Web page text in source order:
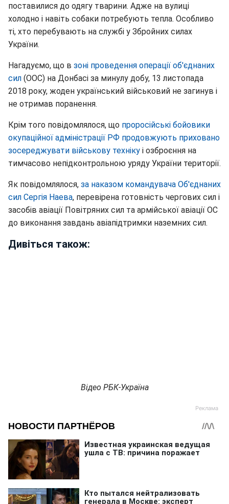
поставилися до одягу тварини. Адже на вулиці
холодно і навіть собаки потребують тепла. Особливо
ті, хто перебувають на службі у Збройних силах
України.
Нагадуємо, що в зоні проведення операції об'єднаних
сил (ООС) на Донбасі за минулу добу, 13 листопада
2018 року, жоден український військовий не загинув і
не отримав поранення.
Крім того повідомлялося, що проросійські бойовики
окупаційної адміністрації РФ продовжують приховано
зосереджувати військову техніку і озброєння на
тимчасово непідконтрольною уряду України території.
Як повідомлялося, за наказом командувача Об'єднаних
сил Сергія Наева, перевірена готовність чергових сил і
засобів авіації Повітряних сил та армійської авіації ОС
до виконання завдань авіапідтримки наземних сил.
Дивіться також:
Відео РБК-Україна